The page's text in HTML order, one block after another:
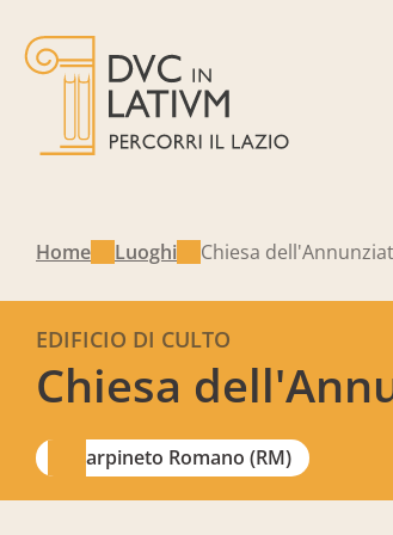
Home Luoghi Chiesa
Chiesa
EDIFICIO DI CULTO
Carpineto Romano (RM)